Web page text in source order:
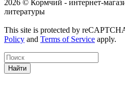
2026 © Кормчий - интернет-
литературы
This site is protected by
Policy and Terms of Service apply.
Найти